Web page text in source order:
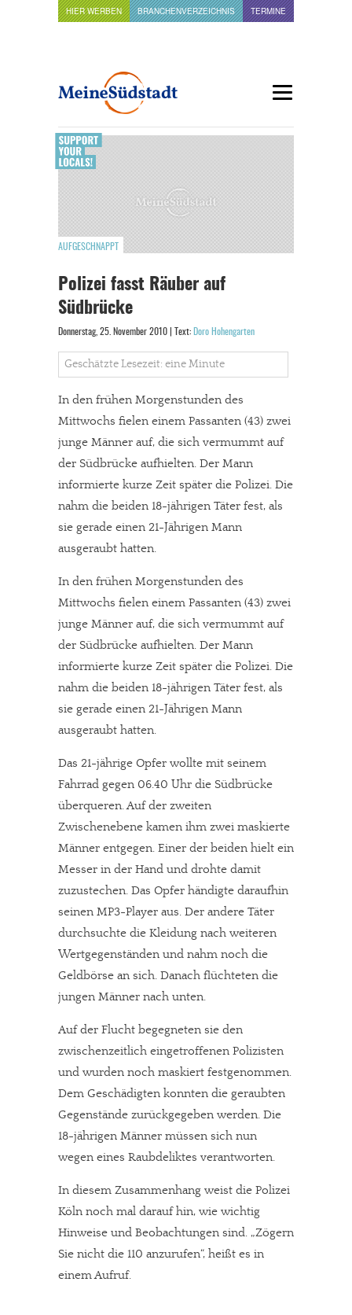
HIER WERBEN BRANCHENVERZEICHNIS TERMINE
AUFGESCHNAPPT
Polizei fasst Räuber auf
Südbrücke
Donnerstag, 25. November 2010 | Text: Doro Hohengarten
Geschätzte Lesezeit: eine Minute
In den frühen Morgenstunden des
Mittwochs fielen einem Passanten (43) zwei
junge Männer auf, die sich vermummt auf
der Südbrücke aufhielten. Der Mann
informierte kurze Zeit später die Polizei. Die
nahm die beiden 18-jährigen Täter fest, als
sie gerade einen 21-Jährigen Mann
ausgeraubt hatten.
In den frühen Morgenstunden des
Mittwochs fielen einem Passanten (43) zwei
junge Männer auf, die sich vermummt auf
der Südbrücke aufhielten. Der Mann
informierte kurze Zeit später die Polizei. Die
nahm die beiden 18-jährigen Täter fest, als
sie gerade einen 21-Jährigen Mann
ausgeraubt hatten.
Das 21-jährige Opfer wollte mit seinem
Fahrrad gegen 06.40 Uhr die Südbrücke
überqueren. Auf der zweiten
Zwischenebene kamen ihm zwei maskierte
Männer entgegen. Einer der beiden hielt ein
Messer in der Hand und drohte damit
zuzustechen. Das Opfer händigte daraufhin
seinen MP3-Player aus. Der andere Täter
durchsuchte die Kleidung nach weiteren
Wertgegenständen und nahm noch die
Geldbörse an sich. Danach flüchteten die
jungen Männer nach unten.
Auf der Flucht begegneten sie den
zwischenzeitlich eingetroffenen Polizisten
und wurden noch maskiert festgenommen.
Dem Geschädigten konnten die geraubten
Gegenstände zurückgegeben werden. Die
18-jährigen Männer müssen sich nun
wegen eines Raubdeliktes verantworten.
In diesem Zusammenhang weist die Polizei
Köln noch mal darauf hin, wie wichtig
Hinweise und Beobachtungen sind. „Zögern
Sie nicht die 110 anzurufen“, heißt es in
einem Aufruf.